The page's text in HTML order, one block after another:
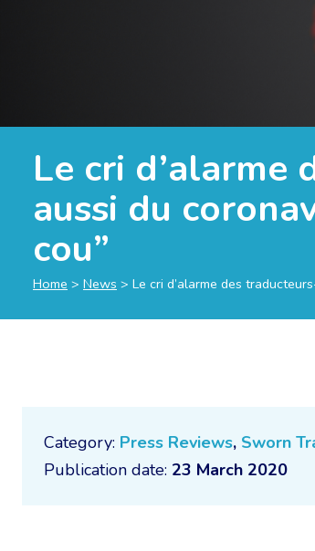
Le cri
aussi du
cou”
Home > News > Le cri d’alarme des
Category: Press Reviews, Sworn
Publication date: 23 March 2020